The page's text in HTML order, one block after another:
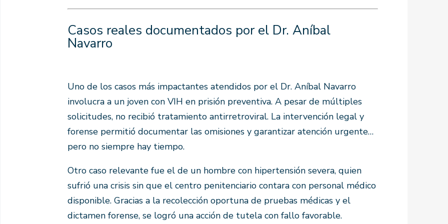
Casos reales documentados por el Dr. Aníbal
Navarro
Uno de los casos más impactantes atendidos por el Dr. Aníbal Navarro
involucra a un joven con VIH en prisión preventiva. A pesar de múltiples
solicitudes, no recibió tratamiento antirretroviral. La intervención legal y
forense permitió documentar las omisiones y garantizar atención urgente…
pero no siempre hay tiempo.
Otro caso relevante fue el de un hombre con hipertensión severa, quien
sufrió una crisis sin que el centro penitenciario contara con personal médico
disponible. Gracias a la recolección oportuna de pruebas médicas y el
dictamen forense, se logró una acción de tutela con fallo favorable.